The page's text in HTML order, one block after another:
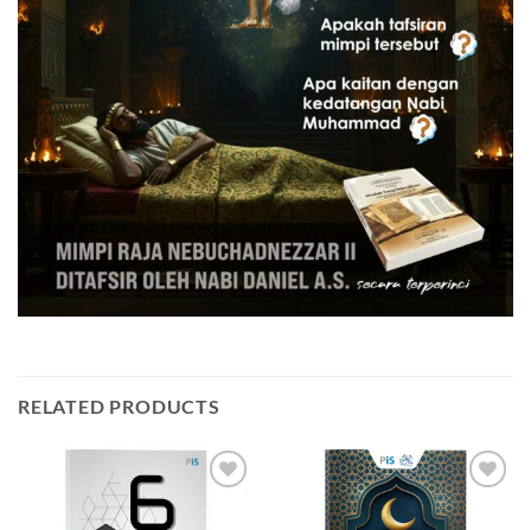
RELATED PRODUCTS
Add to
Wishlist